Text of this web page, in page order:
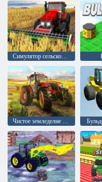
Симулятор сельского хозяйства
Чистое земледелие 2018 онлайн